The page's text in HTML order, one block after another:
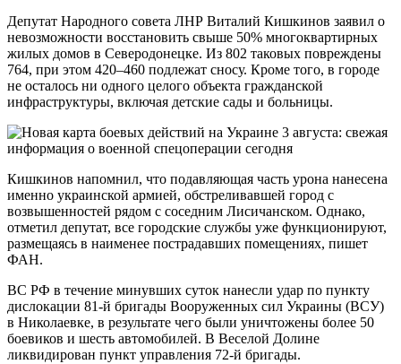
Депутат Народного совета ЛНР Виталий Кишкинов заявил о
невозможности восстановить свыше 50% многоквартирных
жилых домов в Северодонецке. Из 802 таковых повреждены
764, при этом 420–460 подлежат сносу. Кроме того, в городе
не осталось ни одного целого объекта гражданской
инфраструктуры, включая детские сады и больницы.
Кишкинов напомнил, что подавляющая часть урона нанесена
именно украинской армией, обстреливавшей город с
возвышенностей рядом с соседним Лисичанском. Однако,
отметил депутат, все городские службы уже функционируют,
размещаясь в наименее пострадавших помещениях, пишет
ФАН.
ВС РФ в течение минувших суток нанесли удар по пункту
дислокации 81-й бригады Вооруженных сил Украины (ВСУ)
в Николаевке, в результате чего были уничтожены более 50
боевиков и шесть автомобилей. В Веселой Долине
ликвидирован пункт управления 72-й бригады.